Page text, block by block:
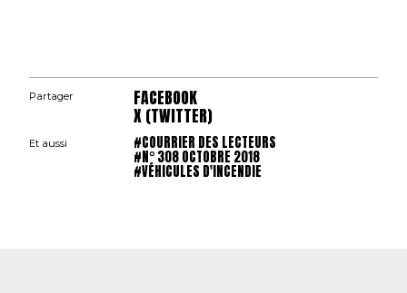
Partager FACEBOOK
X (TWITTER)
Et aussi #COURRIER DES LECTEURS
#N° 308 OCTOBRE 2018
#VÉHICULES D'INCENDIE